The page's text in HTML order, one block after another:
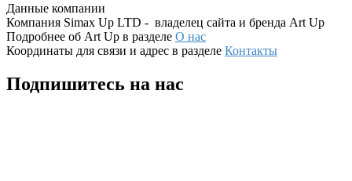
Данные компании
Компания Simax Up LTD - владелец сайта и бренда Art Up
Подробнее об Art Up в разделе О нас
Координаты для связи и адрес в разделе Контакты
Подпишитесь на нас